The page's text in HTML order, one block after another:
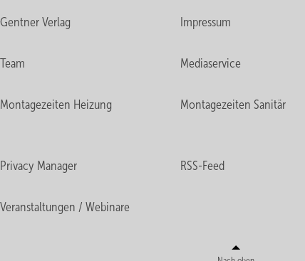
Gentner Verlag Impressum
Team Mediaservice
Montagezeiten Heizung Montagezeiten Sanitär
Privacy Manager RSS-Feed
Veranstaltungen / Webinare